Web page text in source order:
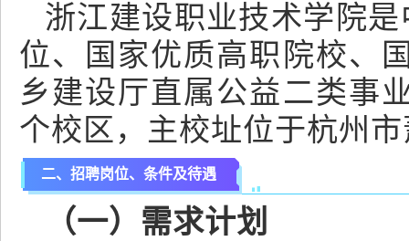
浙江建设职业技术学院
位、国家优质高职院校、
乡建设厅直属公益二类事
个校区，主校址位于杭州
二、招聘岗位、条件及待遇
（一）需求计划